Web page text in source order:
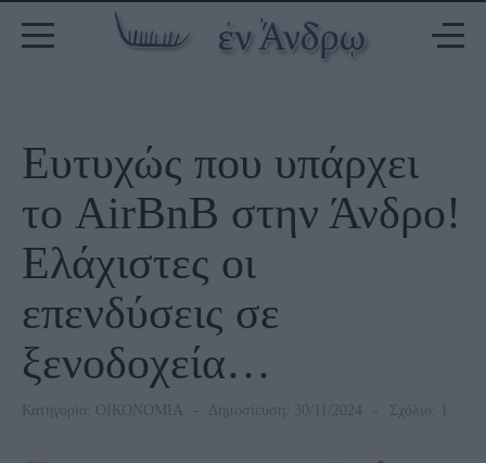
Ευτυχώς που υπάρχει
το AirBnB στην Άνδρο!
Ελάχιστες οι
επενδύσεις σε
ξενοδοχεία…
Κατηγορία: ΟΙΚΟΝΟΜΙΑ Δημοσίευση: 30/11/2024 Σχόλιο: 1